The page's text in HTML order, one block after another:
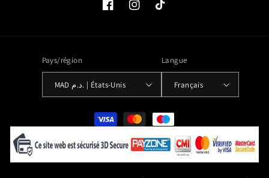
FacebookInstagramTikTok
Pays/région
MAD د.م. | États-Unis
Langue
Français
Moyens
de
paiement